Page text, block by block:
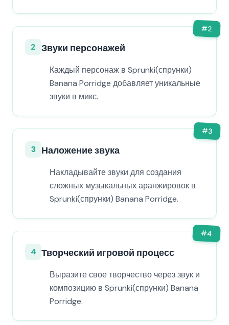
#2
2 Звуки персонажей
Каждый персонаж в Sprunki(спрунки)
Banana Porridge добавляет уникальные
звуки в микс.
#3
3 Наложение звука
Накладывайте звуки для создания
сложных музыкальных аранжировок в
Sprunki(спрунки) Banana Porridge.
#4
4 Творческий игровой процесс
Выразите свое творчество через звук и
композицию в Sprunki(спрунки) Banana
Porridge.